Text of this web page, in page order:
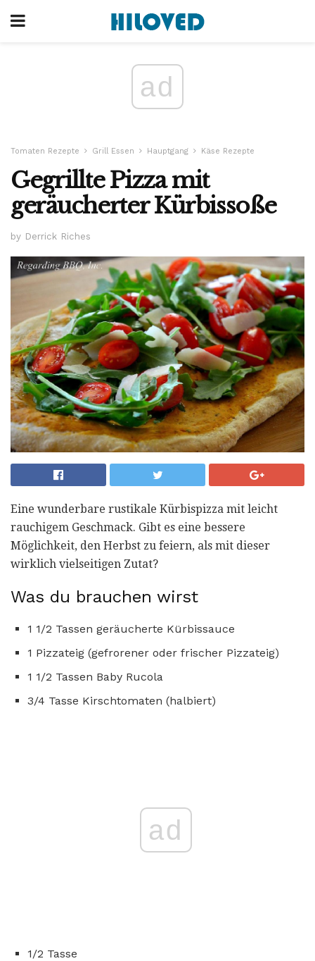
ad
Tomaten Rezepte Grill Essen Hauptgang Käse Rezepte
Gegrillte Pizza mit
geräucherter Kürbissoße
by Derrick Riches
Eine wunderbare rustikale Kürbispizza mit leicht
rauchigem Geschmack. Gibt es eine bessere
Möglichkeit, den Herbst zu feiern, als mit dieser
wirklich vielseitigen Zutat?
Was du brauchen wirst
1 1/2 Tassen geräucherte Kürbissauce
1 Pizzateig (gefrorener oder frischer Pizzateig)
1 1/2 Tassen Baby Rucola
3/4 Tasse Kirschtomaten (halbiert)
ad
1/2 Tasse